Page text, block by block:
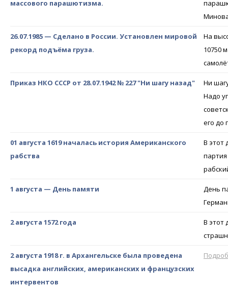
массового парашютизма.
26.07.1985 — Сделано в России. Установлен мировой
рекорд подъёма груза.
На
10750
Приказ НКО СССР от 28.07.1942 № 227 "Ни шагу назад"
Ни
Надо
его до
01 августа 1619 началась история Американского
рабства
В этот
1 августа — День памяти
День
2 августа 1572 года
В этот
2 августа 1918 г. в Архангельске была проведена
высадка английских, американских и французских
интервентов